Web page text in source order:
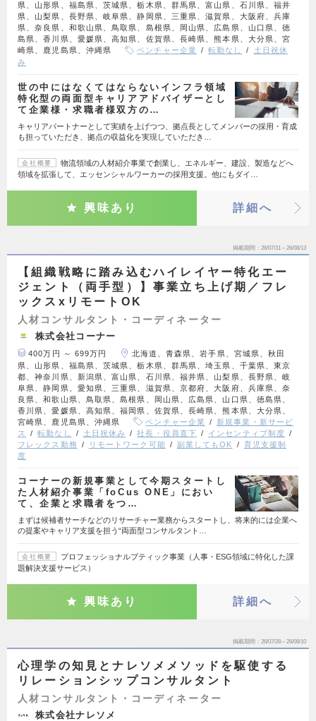
県、山形県、福島県、茨城県、栃木県、群馬県、富山県、石川県、福井
県、山梨県、長野県、岐阜県、静岡県、三重県、滋賀県、大阪府、兵庫
県、奈良県、和歌山県、鳥取県、島根県、岡山県、広島県、山口県、徳
島県、香川県、愛媛県、高知県、佐賀県、長崎県、熊本県、大分県、宮
崎県、鹿児島県、沖縄県
ベンチャー企業 転勤なし
土日祝休
み
世の中にはなくてはならないインフラ領域
特化型の両面型キャリアアドバイザーとし
て企業様・求職者様双方の…
キャリアパートナーとして実績を上げつつ、拠点長としてメンバーの採用・育成
も担っていただき、拠点の収益化を実現していただき…
会社概要
物流領域の人材紹介事業で創業し、エネルギー、建設、製造などへ
領域を拡張して、エッセンシャルワーカーの採用支援。他にもダイ…
興味あり 詳細へ
掲載期間 26/07/31～26/08/13
【組織戦略に踏み込むハイレイヤー特化エー
ジェント（両手型）】事業立ち上げ期／フレ
ックスxリモートOK
人材コンサルタント・コーディネーター
株式会社コーナー
400万円 ～ 699万円
北海道、青森県、岩手県、宮城県、秋田
県、山形県、福島県、茨城県、栃木県、群馬県、埼玉県、千葉県、東京
都、神奈川県、新潟県、富山県、石川県、福井県、山梨県、長野県、岐
阜県、静岡県、愛知県、三重県、滋賀県、京都府、大阪府、兵庫県、奈
良県、和歌山県、鳥取県、島根県、岡山県、広島県、山口県、徳島県、
香川県、愛媛県、高知県、福岡県、佐賀県、長崎県、熊本県、大分県、
宮崎県、鹿児島県、沖縄県
ベンチャー企業
新規事業・新サービ
ス
転勤なし 土日祝休み 社長・役員直下
インセンティブ制度
フレックス勤務
リモートワーク可能 副業してもOK
育児支援制
度
コーナーの新規事業として今期スタートし
た人材紹介事業「foCus ONE」におい
て、企業と求職者をつ…
まずは候補者サーチなどのリサーチャー業務からスタートし、将来的には企業へ
の提案やキャリア支援を担う“両面型コンサルタント…
会社概要
プロフェッショナルブティック事業（人事・ESG領域に特化した課
題解決支援サービス）
興味あり 詳細へ
掲載期間 26/07/28～26/08/10
心理学の知見とナレソメメソッドを駆使する
リレーションシップコンサルタント
人材コンサルタント・コーディネーター
株式会社ナレソメ